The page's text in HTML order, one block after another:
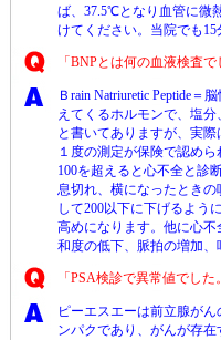
ば、37.5℃となり血管に微
けてください。当院でも15
「BNPとは何の血液検査で
Ｂrain Natriuretic Peptide
えてくるホルモンで、塩
と書いてありますが、実
１度の測定が保険で認め
100を超えると心不全と診
息切れ、横になったとき
して200以下に下げるよう
高めになります。他に心
和度の低下、脈拍の増加、
「PSA検診で異常値でし
ピーエスエーは前立腺が
ンパクであり、がんが存在